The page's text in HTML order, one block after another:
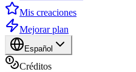
Mis creaciones
Mejorar plan
Español
Créditos